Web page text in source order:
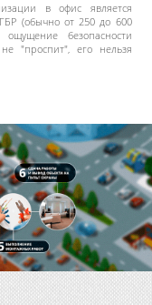
в офис является
(обычно от 250 до 600
безопасности
"проспит", его нельзя